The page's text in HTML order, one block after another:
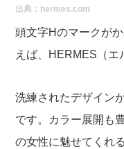
出典： hermes.com
頭文字Hのマークが
えば、HERMES（エ
洗練されたデザイン
です。カラー展開も
の女性に魅せてくれ